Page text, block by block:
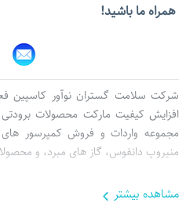
اصلی سایت فروشگاه
همراه ما باشيد!
افزایش کیفیت مارکت محصولات
مجموعه واردات و فروش کمپرسور های
منیروپ دانفوس، گاز های مبرد، و
مشاهده بيشتر